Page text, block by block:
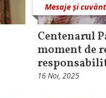
Mesaje și
Centenarul
moment de
16 Noi, 2025